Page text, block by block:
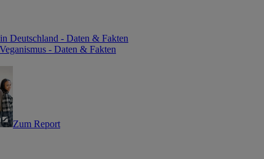
Deutschland - Daten & Fakten
- Daten & Fakten
Zum Report